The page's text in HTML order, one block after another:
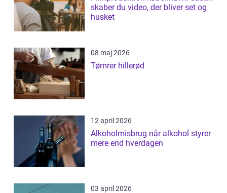
skaber du video, der bliver set og
husket
08 maj 2026
Tømrer hillerød
12 april 2026
Alkoholmisbrug når alkohol styrer
mere end hverdagen
03 april 2026